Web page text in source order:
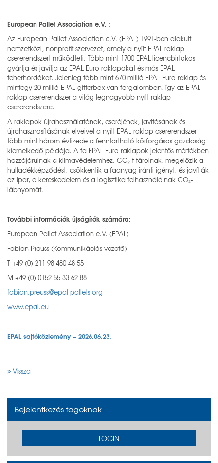
European Pallet Association e.V. :
Az European Pallet Association e.V. (EPAL) 1991-ben alakult
nemzetközi, nonprofit szervezet, amely a nyílt EPAL raklap
csererendszert működteti. Több mint 1700 EPAL-licencbirtokos
gyártja és javítja az EPAL Euro raklapokat és más EPAL
teherhordókat. Jelenleg több mint 670 millió EPAL Euro raklap és
mintegy 20 millió EPAL gitterbox van forgalomban, így az EPAL
raklap csererendszer a világ legnagyobb nyílt raklap
csererendszere.
A raklapok újrahasználatának, cseréjének, javításának és
újrahasznosításának elveivel a nyílt EPAL raklap csererendszer
több mint három évtizede a fenntartható körforgásos gazdaság
kiemelkedő példája. A fa EPAL Euro raklapok jelentős mértékben
hozzájárulnak a klímavédelemhez: CO₂-t tárolnak, megelőzik a
hulladékképződést, csökkentik a faanyag iránti igényt, és javítják
az ipar, a kereskedelem és a logisztika felhasználóinak CO₂-
lábnyomát.
További információk újságírók számára:
European Pallet Association e.V. (EPAL)
Fabian Preuss (Kommunikációs vezető)
T +49 (0) 211 98 480 48 55
M +49 (0) 0152 55 33 62 88
fabian.preuss@epal-pallets.org
www.epal.eu
EPAL sajtóközlemény – 2026.06.23.
Vissza
Bejelentkezés tagoknak
LOGIN